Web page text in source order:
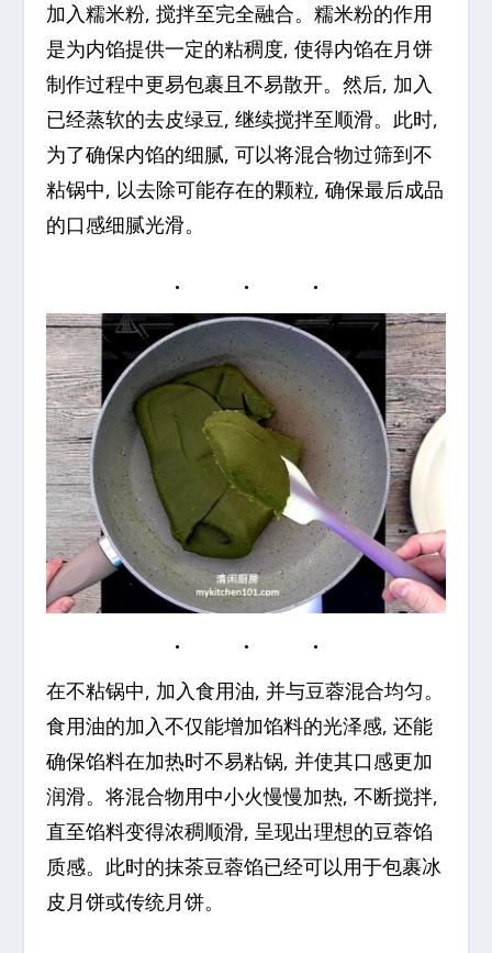
加入糯米粉, 搅拌至完全融合。糯米粉的作用
是为内馅提供一定的粘稠度, 使得内馅在月饼
制作过程中更易包裹且不易散开。然后, 加入
已经蒸软的去皮绿豆, 继续搅拌至顺滑。此时,
为了确保内馅的细腻, 可以将混合物过筛到不
粘锅中, 以去除可能存在的颗粒, 确保最后成品
的口感细腻光滑。
在不粘锅中, 加入食用油, 并与豆蓉混合均匀。
食用油的加入不仅能增加馅料的光泽感, 还能
确保馅料在加热时不易粘锅, 并使其口感更加
润滑。将混合物用中小火慢慢加热, 不断搅拌,
直至馅料变得浓稠顺滑, 呈现出理想的豆蓉馅
质感。此时的抹茶豆蓉馅已经可以用于包裹冰
皮月饼或传统月饼。